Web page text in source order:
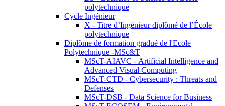
polytechnique
Cycle Ingénieur
X - Titre d’Ingénieur diplômé de l’École
polytechnique
Diplôme de formation gradué de l'Ecole
Polytechnique -MSc&T
MScT-AIAVC - Artificial Intelligence and
Advanced Visual Computing
MScT-CTD - Cybersecurity : Threats and
Defenses
MScT-DSB - Data Science for Business